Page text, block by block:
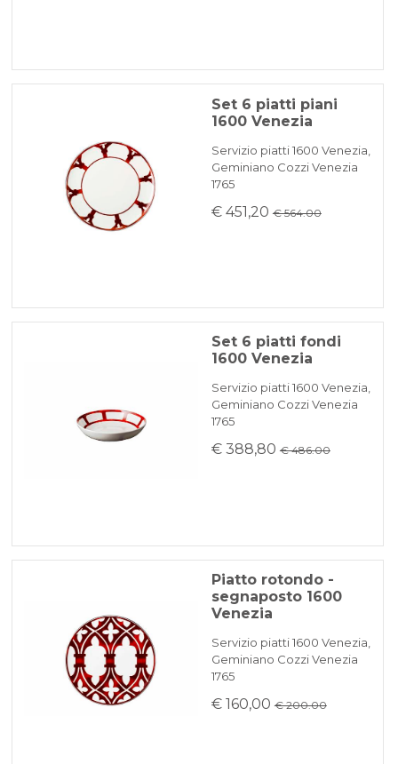
Set 6 piatti piani
1600 Venezia
Servizio piatti 1600 Venezia,
Geminiano Cozzi Venezia
1765
€ 451,20 € 564.00
Set 6 piatti fondi
1600 Venezia
Servizio piatti 1600 Venezia,
Geminiano Cozzi Venezia
1765
€ 388,80 € 486.00
Piatto rotondo -
segnaposto 1600
Venezia
Servizio piatti 1600 Venezia,
Geminiano Cozzi Venezia
1765
€ 160,00 € 200.00